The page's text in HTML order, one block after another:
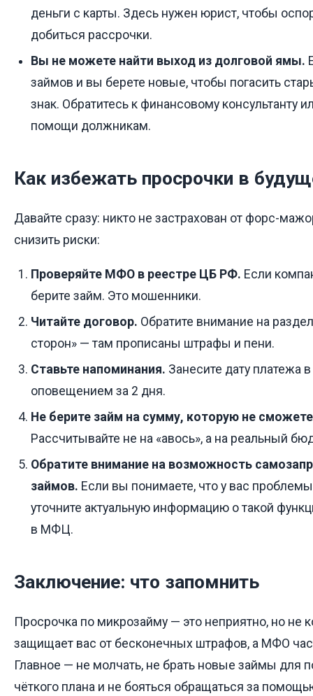
деньги с карты. Здесь нужен юрист, чтобы
добиться рассрочки.
Вы не можете найти выход из долговой ямы.
займов и вы берете новые, чтобы погасить
знак. Обратитесь к финансовому консультанту
помощи должникам.
Как избежать просрочки в
Давайте сразу: никто не застрахован от форс-
снизить риски:
Проверяйте МФО в реестре ЦБ РФ. Если
берите займ. Это мошенники.
Читайте договор. Обратите внимание на
сторон» — там прописаны штрафы и пени.
Ставьте напоминания. Занесите дату платежа
оповещением за 2 дня.
Не берите займ на сумму, которую не
Рассчитывайте не на «авось», а на реальный
Обратите внимание на возможность
займов. Если вы понимаете, что у вас
уточните актуальную информацию о такой
в МФЦ.
Заключение: что запомнить
Просрочка по микрозайму — это неприятно, но не
защищает вас от бесконечных штрафов, а МФО
Главное — не молчать, не брать новые займы для
чёткого плана и не бояться обращаться за